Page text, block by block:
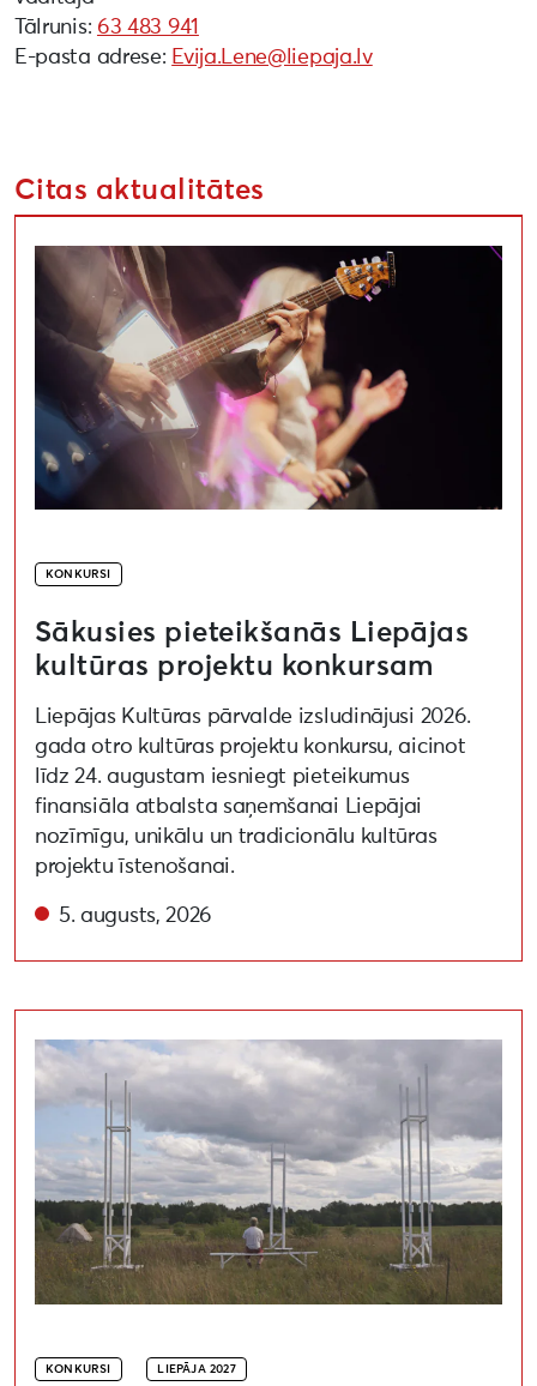
Tālrunis: 63 483 941
E-pasta adrese: Evija.Lene@liepaja.lv
Citas aktualitātes
KONKURSI
Sākusies pieteikšanās Liepājas
kultūras projektu konkursam
Liepājas Kultūras pārvalde izsludinājusi 2026.
gada otro kultūras projektu konkursu, aicinot
līdz 24. augustam iesniegt pieteikumus
finansiāla atbalsta saņemšanai Liepājai
nozīmīgu, unikālu un tradicionālu kultūras
projektu īstenošanai.
5. augusts, 2026
KONKURSI LIEPĀJA 2027